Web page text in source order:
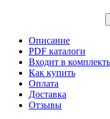
Описание
PDF каталоги
Входит в
Как купить
Оплата
Доставка
Отзывы